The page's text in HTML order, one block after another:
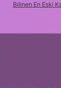
Bilinen En Eski